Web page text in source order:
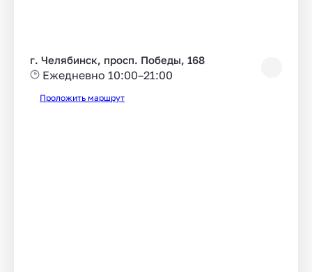
г. Челябинск, просп. Победы, 168
Ежедневно 10:00–21:00
Проложить маршрут